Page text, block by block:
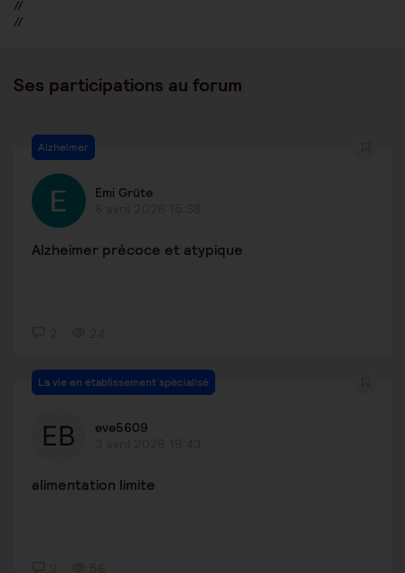
//
//
Ses participations au forum
Alzheimer
Emi Grüte
Alzheimer précoce et atypique
La vie en établissement spécialisé
eve5609
alimentation limite